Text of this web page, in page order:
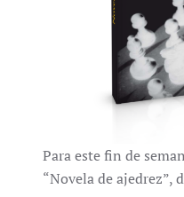
Para este fin de
“Novela de ajedrez”,